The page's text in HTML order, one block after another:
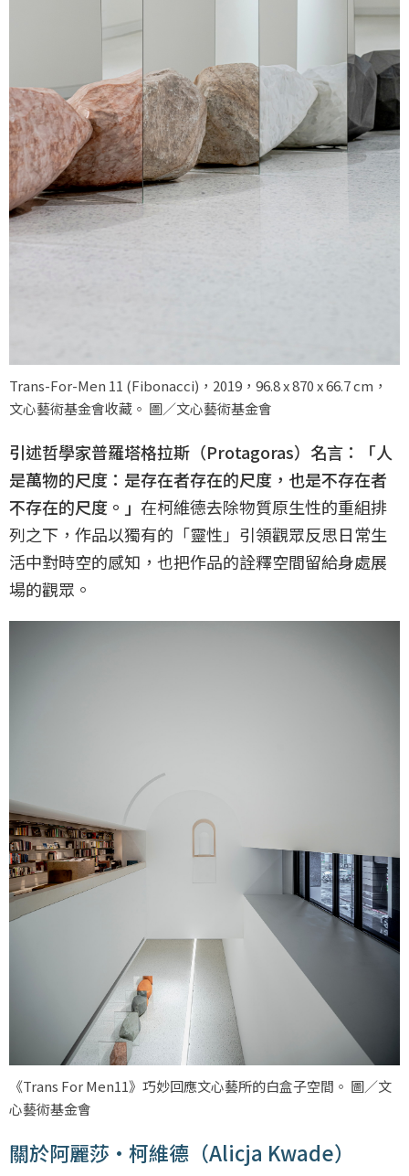
Trans-For-Men 11 (Fibonacci)，2019，96.8 x 870 x 66.7 cm，
文心藝術基金會收藏。 圖／文心藝術基金會
引述哲學家普羅塔格拉斯（Protagoras）名言：「人
是萬物的尺度：是存在者存在的尺度，也是不存在者
不存在的尺度。」 在柯維德去除物質原生性的重組排
列之下，作品以獨有的「靈性」引領觀眾反思日常生
活中對時空的感知，也把作品的詮釋空間留給身處展
場的觀眾。
《Trans For Men11》巧妙回應文心藝所的白盒子空間。 圖／文
心藝術基金會
關於阿麗莎·柯維德（Alicja Kwade）